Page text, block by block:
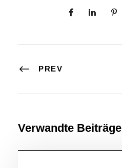
PREV
Verwandte Beiträge